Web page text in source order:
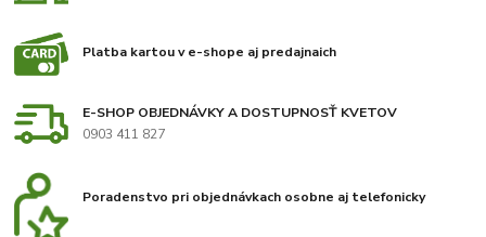
Platba kartou v e-shope aj predajnaich
E-SHOP OBJEDNÁVKY A DOSTUPNOSŤ KVETOV
0903 411 827
Poradenstvo pri objednávkach osobne aj telefonicky